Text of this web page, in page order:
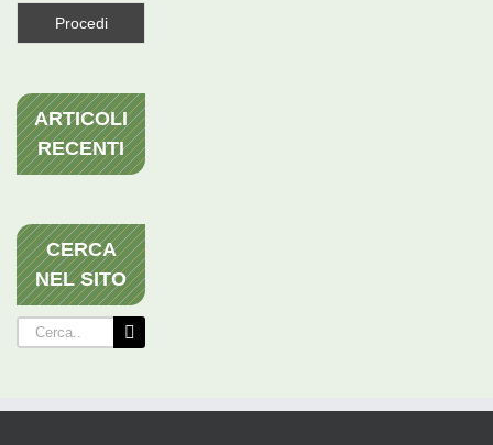
ARTICOLI
RECENTI
CERCA
NEL SITO
Cerca
per: